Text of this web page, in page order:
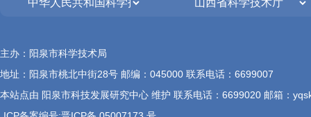
主办：阳泉市科学技术局
地址：阳泉市桃北中街28号 邮编：045000 联系电话：6699007
本站点由 阳泉市科技发展研究中心 维护 联系电话：6699020 邮箱：